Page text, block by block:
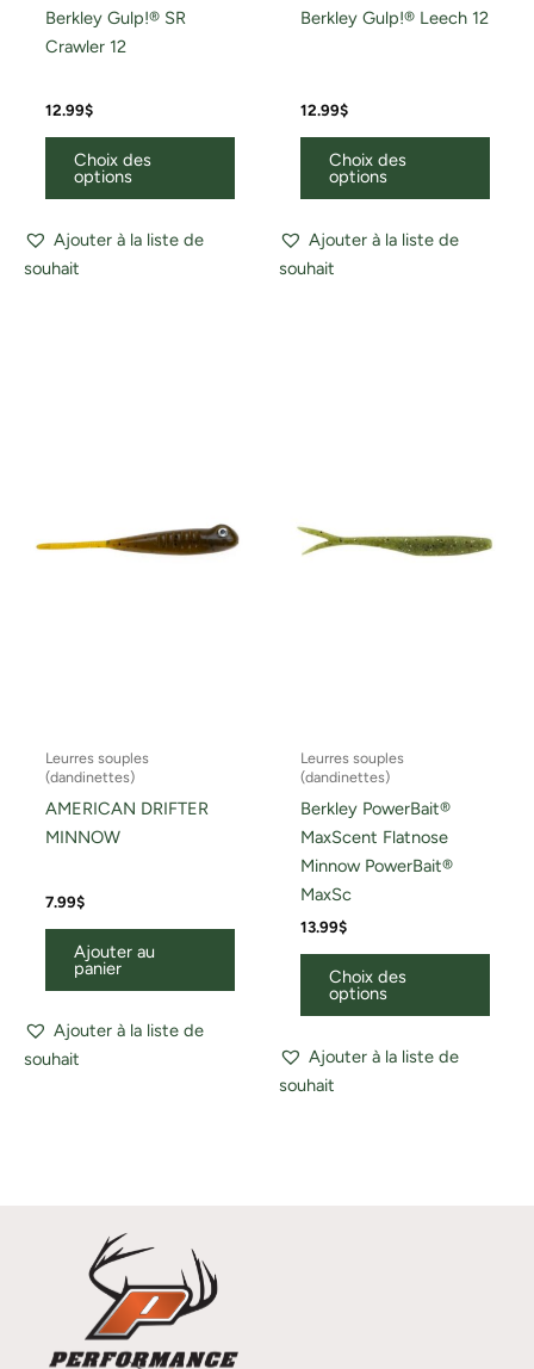
Berkley Gulp!® SR
Crawler 12
12.99$
Choix des
options
Ajouter à la liste de
souhait
Berkley Gulp!® Leech 12
12.99$
Choix des
options
Ajouter à la liste de
souhait
Leurres souples
(dandinettes)
AMERICAN DRIFTER
MINNOW
7.99$
Ajouter au
panier
Ajouter à la liste de
souhait
Leurres souples
(dandinettes)
Berkley PowerBait®
MaxScent Flatnose
Minnow PowerBait®
MaxSc
13.99$
Choix des
options
Ajouter à la liste de
souhait